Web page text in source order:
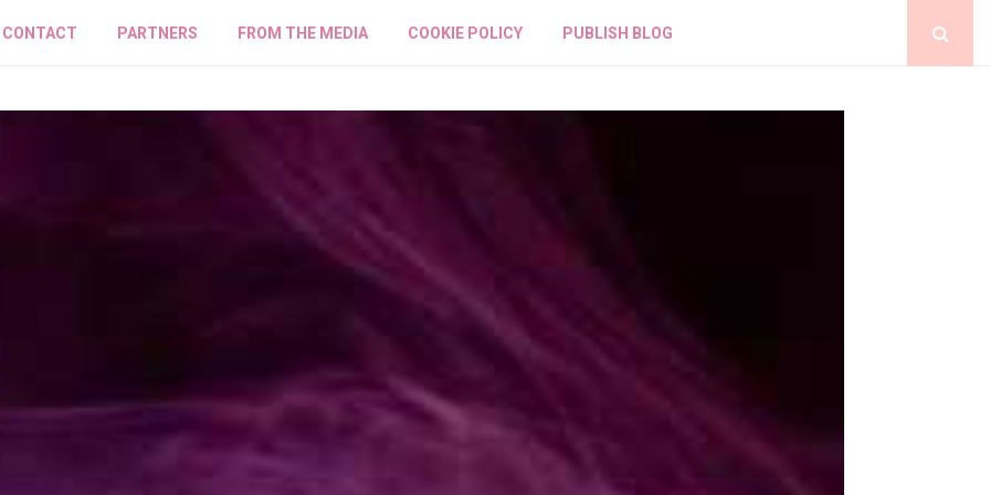
CONTACT PARTNERS FROM THE MEDIA COOKIE POLICY PUBLISH BLOG